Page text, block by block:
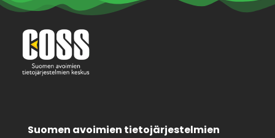
Suomen avoimien tietojärjestelmien